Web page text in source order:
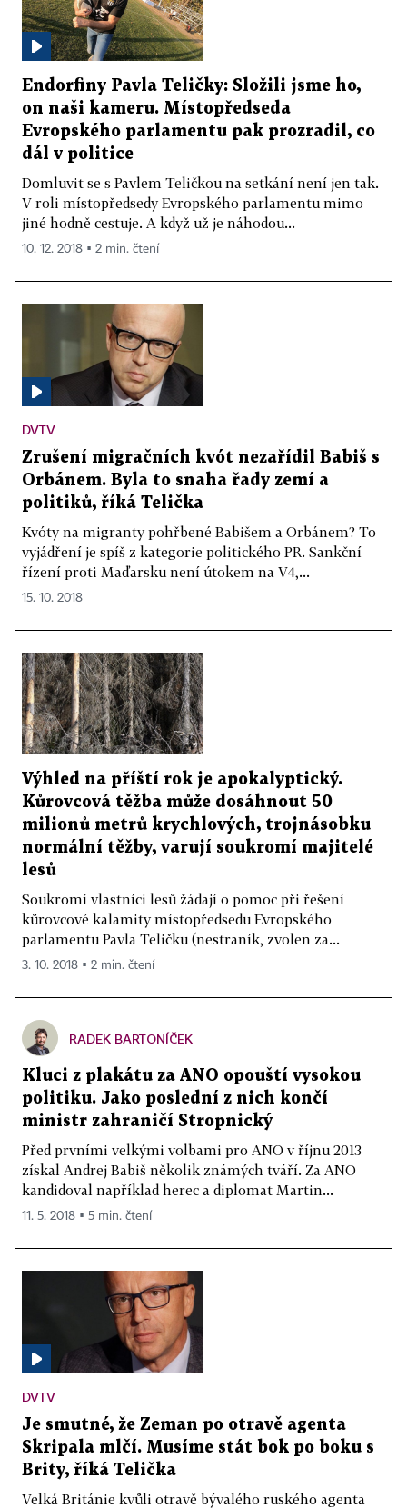
Endorfiny Pavla Teličky: Složili jsme ho,
on naši kameru. Místopředseda
Evropského parlamentu pak prozradil, co
dál v politice
Domluvit se s Pavlem Teličkou na setkání není jen tak.
V roli místopředsedy Evropského parlamentu mimo
jiné hodně cestuje. A když už je náhodou...
10. 12. 2018 ▪ 2 min. čtení
DVTV
Zrušení migračních kvót nezařídil Babiš s
Orbánem. Byla to snaha řady zemí a
politiků, říká Telička
Kvóty na migranty pohřbené Babišem a Orbánem? To
vyjádření je spíš z kategorie politického PR. Sankční
řízení proti Maďarsku není útokem na V4,...
15. 10. 2018
Výhled na příští rok je apokalyptický.
Kůrovcová těžba může dosáhnout 50
milionů metrů krychlových, trojnásobku
normální těžby, varují soukromí majitelé
lesů
Soukromí vlastníci lesů žádají o pomoc při řešení
kůrovcové kalamity místopředsedu Evropského
parlamentu Pavla Teličku (nestraník, zvolen za...
3. 10. 2018 ▪ 2 min. čtení
RADEK BARTONÍČEK
Kluci z plakátu za ANO opouští vysokou
politiku. Jako poslední z nich končí
ministr zahraničí Stropnický
Před prvními velkými volbami pro ANO v říjnu 2013
získal Andrej Babiš několik známých tváří. Za ANO
kandidoval například herec a diplomat Martin...
11. 5. 2018 ▪ 5 min. čtení
DVTV
Je smutné, že Zeman po otravě agenta
Skripala mlčí. Musíme stát bok po boku s
Brity, říká Telička
Velká Británie kvůli otravě bývalého ruského agenta